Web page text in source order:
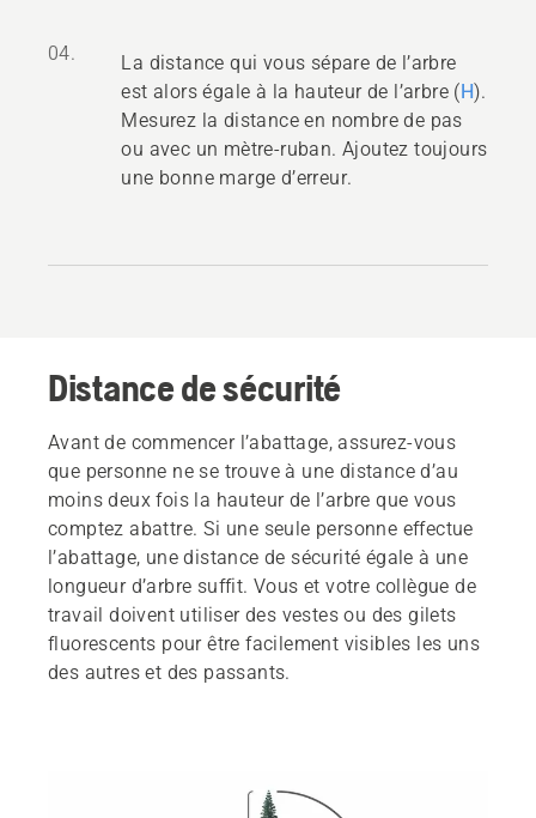
04.
La distance qui vous sépare de l’arbre
est alors égale à la hauteur de l’arbre (H).
Mesurez la distance en nombre de pas
ou avec un mètre-ruban. Ajoutez toujours
une bonne marge d’erreur.
Distance de sécurité
Avant de commencer l’abattage, assurez-vous
que personne ne se trouve à une distance d’au
moins deux fois la hauteur de l’arbre que vous
comptez abattre. Si une seule personne effectue
l’abattage, une distance de sécurité égale à une
longueur d’arbre suffit. Vous et votre collègue de
travail doivent utiliser des vestes ou des gilets
fluorescents pour être facilement visibles les uns
des autres et des passants.